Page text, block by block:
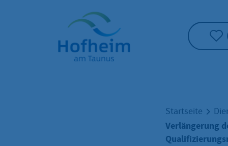
Startseite"
Startseite
Verlängerung